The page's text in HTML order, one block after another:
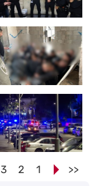
<<
1
2
3